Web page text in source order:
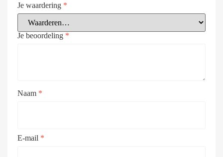
Je waardering *
Je beoordeling *
Naam *
E-mail *